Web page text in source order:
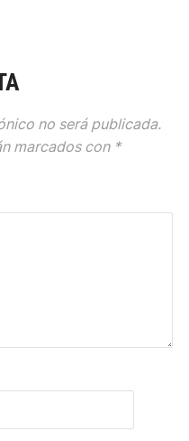
no será publicada.
marcados con *